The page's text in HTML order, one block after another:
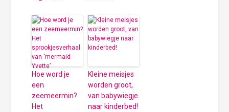
Hoe word je
een
zeemeermin?
Het
Kleine meisjes
worden groot,
van babywiegje
naar kinderbed!